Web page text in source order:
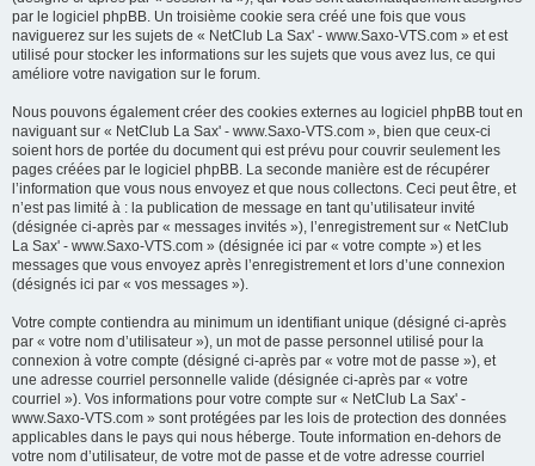
par le logiciel phpBB. Un troisième cookie sera créé une fois que vous
naviguerez sur les sujets de « NetClub La Sax' - www.Saxo-VTS.com » et est
utilisé pour stocker les informations sur les sujets que vous avez lus, ce qui
améliore votre navigation sur le forum.
Nous pouvons également créer des cookies externes au logiciel phpBB tout en
naviguant sur « NetClub La Sax' - www.Saxo-VTS.com », bien que ceux-ci
soient hors de portée du document qui est prévu pour couvrir seulement les
pages créées par le logiciel phpBB. La seconde manière est de récupérer
l’information que vous nous envoyez et que nous collectons. Ceci peut être, et
n’est pas limité à : la publication de message en tant qu’utilisateur invité
(désignée ci-après par « messages invités »), l’enregistrement sur « NetClub
La Sax' - www.Saxo-VTS.com » (désignée ici par « votre compte ») et les
messages que vous envoyez après l’enregistrement et lors d’une connexion
(désignés ici par « vos messages »).
Votre compte contiendra au minimum un identifiant unique (désigné ci-après
par « votre nom d’utilisateur »), un mot de passe personnel utilisé pour la
connexion à votre compte (désigné ci-après par « votre mot de passe »), et
une adresse courriel personnelle valide (désignée ci-après par « votre
courriel »). Vos informations pour votre compte sur « NetClub La Sax' -
www.Saxo-VTS.com » sont protégées par les lois de protection des données
applicables dans le pays qui nous héberge. Toute information en-dehors de
votre nom d’utilisateur, de votre mot de passe et de votre adresse courriel